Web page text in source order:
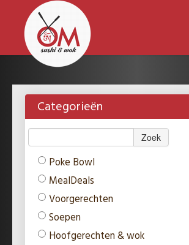
BESTELLEN
RESERVATIES
CONTACT
Categorieën
Zoek
Poke Bowl
MealDeals
Voorgerechten
Soepen
Hoofgerechten & wok